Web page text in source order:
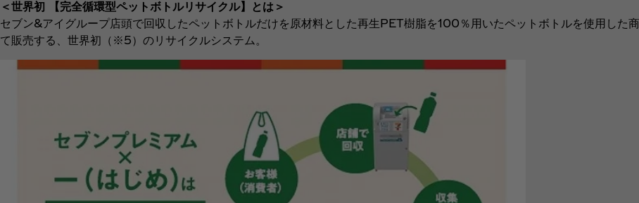
＜世界初 【完全循環型ペットボトルリサイクル】とは＞
セブン&アイグループ店頭で回収したペットボトルだけを原材料とした再生PET樹脂を100％用いたペットボトルを使用した
て販売する、世界初（※5）のリサイクルシステム。